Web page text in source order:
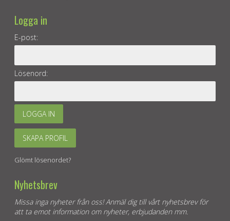
Logga in
E-post:
Lösenord:
LOGGA IN
SKAPA PROFIL
Glömt lösenordet?
Nyhetsbrev
Missa inga nyheter från oss! Anmäl dig till vårt nyhetsbrev för
att ta emot information om nyheter, erbjudanden mm.